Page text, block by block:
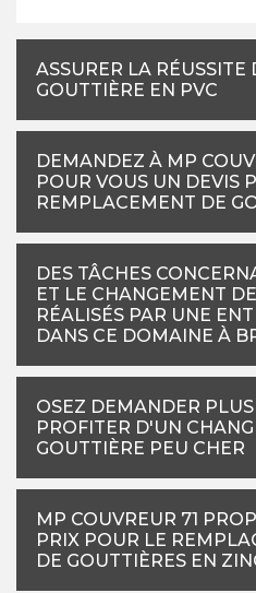
ASSURER LA RÉUSSITE
GOUTTIÈRE EN PVC
DEMANDEZ À MP
POUR VOUS UN DEVIS
REMPLACEMENT DE
DES TÂCHES
ET LE CHANGEMENT
RÉALISÉS PAR UNE
DANS CE DOMAINE À
OSEZ DEMANDER
PROFITER D'UN
GOUTTIÈRE PEU CHER
MP COUVREUR 71
PRIX POUR LE
DE GOUTTIÈRES EN